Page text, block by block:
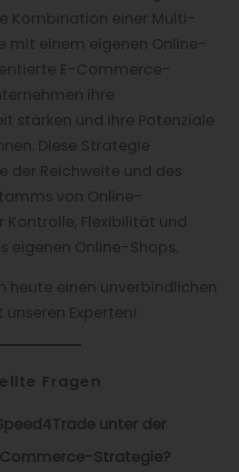
Kombination einer Multi-
mit einem eigenen Online-
E-Commerce-
ihre
stärken und ihre Potenziale
Diese Strategie
der Reichweite und des
von Online-
Flexibilität und
eigenen Online-Shops.
heute einen unverbindlichen
unseren Experten!
Fragen
unter der
Strategie?